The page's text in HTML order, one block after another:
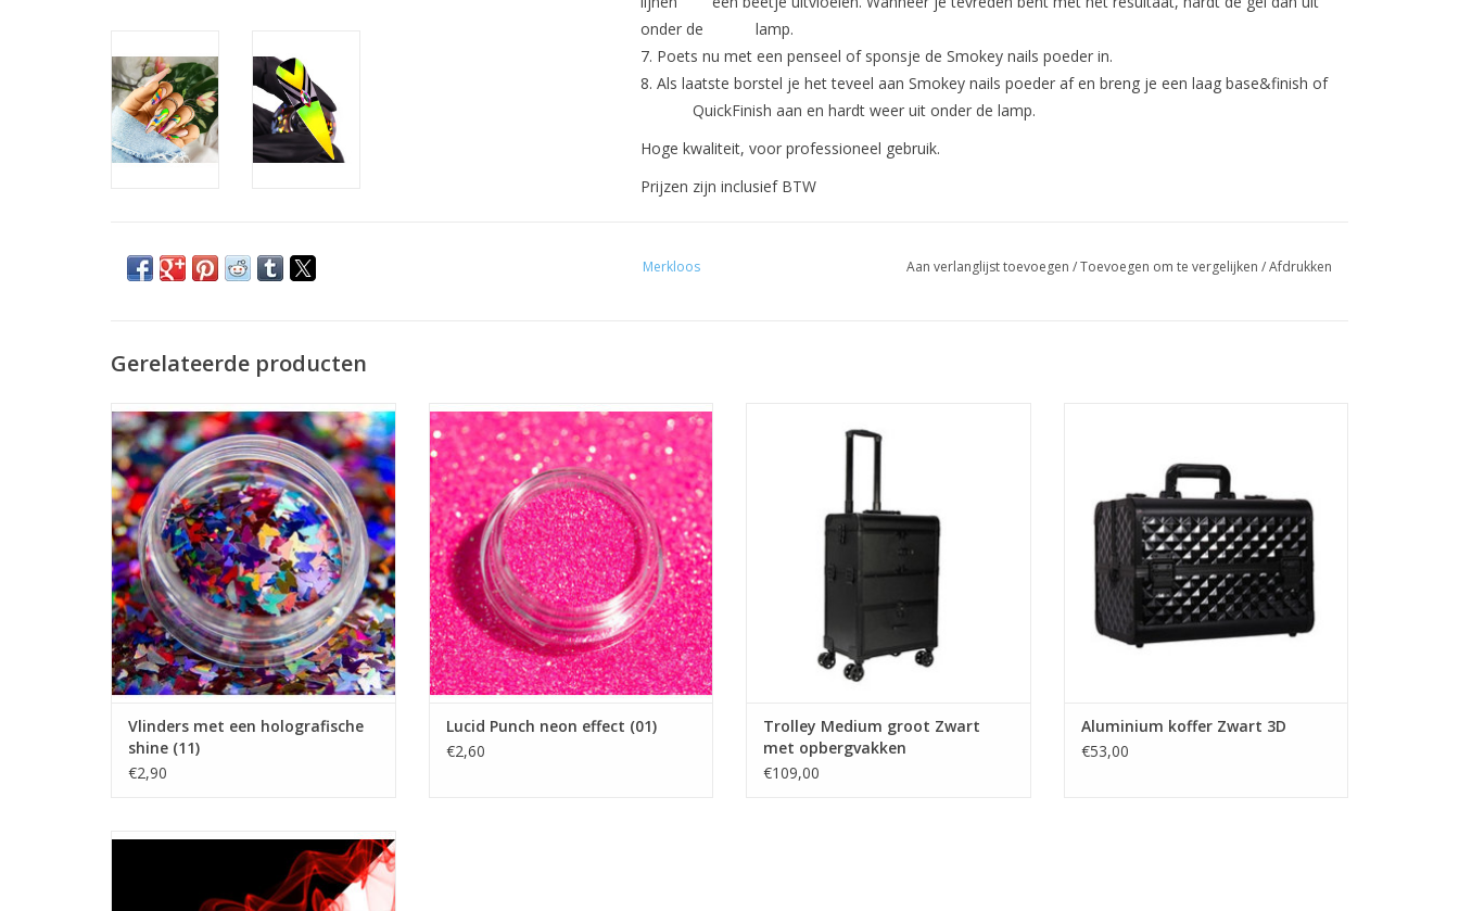
onder de lamp.
7. Poets nu met een penseel of sponsje de Smokey nails poeder in.
8. Als laatste borstel je het teveel aan Smokey nails poeder af en breng je een laag base&finish of
QuickFinish aan en hardt weer uit onder de lamp.
Hoge kwaliteit, voor professioneel gebruik.
Prijzen zijn inclusief BTW
Merkloos Aan verlanglijst toevoegen /Toevoegen om te vergelijken /Afdrukken
Gerelateerde producten
Vlinders met een holografische shine (11)
Vlinders met een holografische shine
Colors of the moon
Megabeautyshop.nl
Veilig betalen met iDeal!
Snelle levering en lage verzendkosten
Vlinders met een holografische
shine (11)
€2,90
Lucid Punch neon effect (01)
Spider gel
Builder gel uv/led
Groothandel in nagelproducten
Prijzen zijn incl. BTW
TOEVOEGEN AAN WINKELWAGEN
Lucid Punch neon effect (01)
€2,60
opbergvakken
Make-up koffer
Prijzen zijn incl. BTW
Trolley Medium groot Zwart
met opbergvakken
€109,00
Beautycase
Groothandel in nagelproducten
Prijzen zijn incl. BTW
Aluminium koffer Zwart 3D
€53,00
Nail neon powder
Smokey nails poeder (nr. 06)
Smokey nails poeder.